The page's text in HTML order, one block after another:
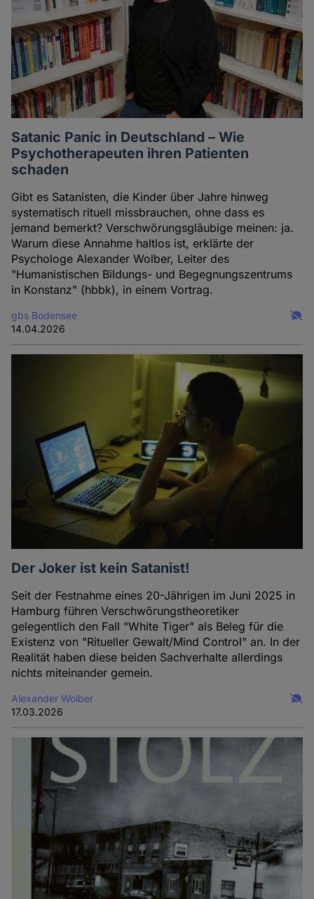
Satanic Panic in Deutschland – Wie
Psychotherapeuten ihren Patienten
schaden
Gibt es Satanisten, die Kinder über Jahre hinweg
systematisch rituell missbrauchen, ohne dass es
jemand bemerkt? Verschwörungsgläubige meinen: ja.
Warum diese Annahme haltlos ist, erklärte der
Psychologe Alexander Wolber, Leiter des
"Humanistischen Bildungs- und Begegnungszentrums
in Konstanz" (hbbk), in einem Vortrag.
gbs Bodensee
14.04.2026
Der Joker ist kein Satanist!
Seit der Festnahme eines 20-Jährigen im Juni 2025 in
Hamburg führen Verschwörungstheoretiker
gelegentlich den Fall "White Tiger" als Beleg für die
Existenz von "Ritueller Gewalt/Mind Control" an. In der
Realität haben diese beiden Sachverhalte allerdings
nichts miteinander gemein.
Alexander Wolber
17.03.2026
Cookies